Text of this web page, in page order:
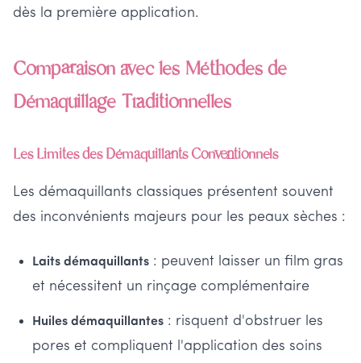
dès la première application.
Comparaison avec les Méthodes de
Démaquillage Traditionnelles
Les Limites des Démaquillants Conventionnels
Les démaquillants classiques présentent souvent
des inconvénients majeurs pour les peaux sèches :
Laits démaquillants : peuvent laisser un film gras
et nécessitent un rinçage complémentaire
Huiles démaquillantes : risquent d'obstruer les
pores et compliquent l'application des soins